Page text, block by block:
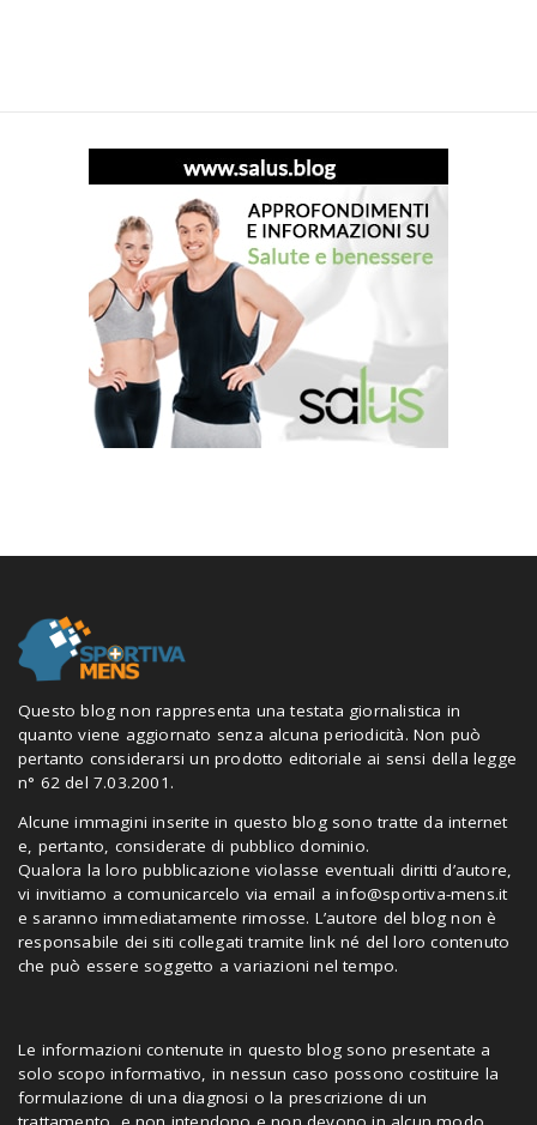
Questo blog non rappresenta una testata giornalistica in
quanto viene aggiornato senza alcuna periodicità. Non può
pertanto considerarsi un prodotto editoriale ai sensi della legge
n° 62 del 7.03.2001.
Alcune immagini inserite in questo blog sono tratte da internet
e, pertanto, considerate di pubblico dominio.
Qualora la loro pubblicazione violasse eventuali diritti d’autore,
vi invitiamo a comunicarcelo via email ainfo@sportiva-mens.it
e saranno immediatamente rimosse. L’autore del blog non è
responsabile dei siti collegati tramite link né del loro contenuto
che può essere soggetto a variazioni nel tempo.
Le informazioni contenute in questo blog sono presentate a
solo scopo informativo, in nessun caso possono costituire la
formulazione di una diagnosi o la prescrizione di un